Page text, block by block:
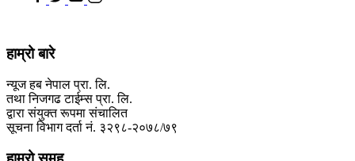
हाम्रो बारे
न्यूज हब नेपाल प्रा. लि.
तथा निजगढ टाईम्स प्रा. लि.
द्वारा संयुक्त रूपमा संचालित
सूचना विभाग दर्ता नं. ३२९८-२०७८/७९